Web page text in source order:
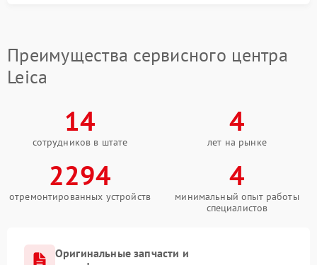
Преимущества сервисного центра
Leica
14
сотрудников в штате
4
лет на рынке
2294
отремонтированных устройств
4
минимальный опыт работы
специалистов
Оригинальные запчасти и